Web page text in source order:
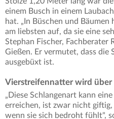
einem Busch in einem
hat. „In Büschen und
am liebsten auf, da sie eine
Stephan Fischer, Fachberater
Gießen. Er vermutet, dass die
ausgebüxt ist.
Vierstreifennatter wird über
„Diese Schlangenart kann
erreichen, ist zwar nicht giftig,
wenn sie sich bedroht fühlt",